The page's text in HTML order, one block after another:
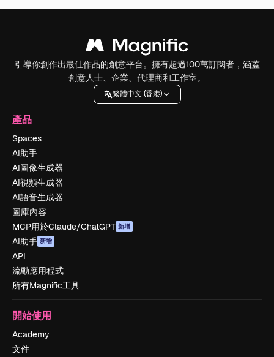
引導你創作出最佳作品的創意平台。擁有超過100萬訂閱者，涵蓋
創意人士、企業、代理商和工作室。
繁體中文 (香港)
產品
Spaces
AI助手
AI圖像生成器
AI視頻生成器
AI語音生成器
圖庫內容
MCP用於Claude/ChatGPT 新增
AI助手 新增
API
流動應用程式
所有Magnific工具
開始使用
Academy
文件